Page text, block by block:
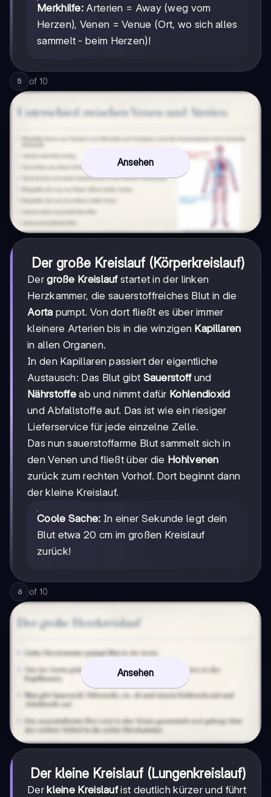
Merkhilfe: Arterien = Away (weg vom
Herzen), Venen = Venue (Ort, wo sich alles
sammelt - beim Herzen)!
5 of 10
Ansehen
Der große Kreislauf (Körperkreislauf)
Dergroße Kreislaufstartet in der linken
Herzkammer, die sauerstoffreiches Blut in die
Aorta pumpt. Von dort fließt es über immer
kleinere Arterien bis in die winzigen Kapillaren
in allen Organen.
In den Kapillaren passiert der eigentliche
Austausch: Das Blut gibt Sauerstoffund
Nährstoffe ab und nimmt dafür Kohlendioxid
und Abfallstoffe auf. Das ist wie ein riesiger
Lieferservice für jede einzelne Zelle.
Das nun sauerstoffarme Blut sammelt sich in
den Venen und fließt über die Hohlvenen
zurück zum rechten Vorhof. Dort beginnt dann
der kleine Kreislauf.
Coole Sache: In einer Sekunde legt dein
Blut etwa 20 cm im großen Kreislauf
zurück!
6 of 10
Ansehen
Der kleine Kreislauf (Lungenkreislauf)
Der kleine Kreislaufist deutlich kürzer und führt